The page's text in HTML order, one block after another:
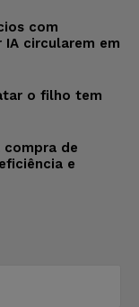
com
circularem em
o filho tem
compra de
e